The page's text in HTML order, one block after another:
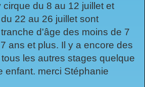
cirque du 8 au 12 juillet et
22 au 26 juillet sont
d'âge des moins de 7
ans et plus. Il y a encore des
les autres stages quelque
enfant. merci Stéphanie